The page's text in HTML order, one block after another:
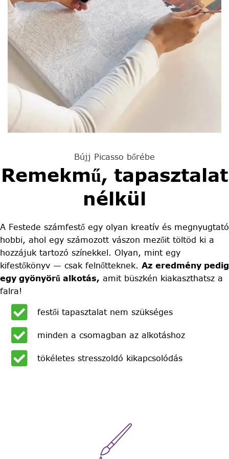
Bújj Picasso bőrébe
Remekmű, tapasztalat
nélkül
A Festede számfestő egy olyan kreatív és megnyugtató
hobbi, ahol egy számozott vászon mezőit töltöd ki a
hozzájuk tartozó színekkel. Olyan, mint egy
kifestőkönyv — csak felnőtteknek. Az eredmény pedig
egy gyönyörű alkotás, amit büszkén kiakaszthatsz a
falra!
festői tapasztalat nem szükséges
minden a csomagban az alkotáshoz
tökéletes stresszoldó kikapcsolódás